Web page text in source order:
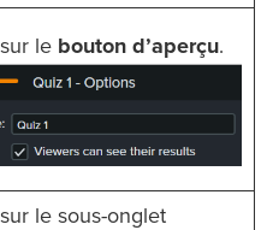
le bouton d’aperçu.
le sous-onglet